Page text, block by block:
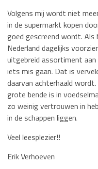
Volgens mij wordt niet
in de supermarkt kopen
goed gescreend wordt. Als
Nederland dagelijks
uitgebreid assortiment aan
iets mis gaan. Dat is
daarvan achterhaald
grote bende is in
zo weinig vertrouwen in
in de schappen liggen.
Veel leesplezier!!
Erik Verhoeven